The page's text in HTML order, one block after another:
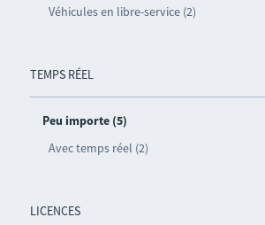
Véhicules en libre-service (2)
TEMPS RÉEL
Peu importe (5)
Avec temps réel (2)
LICENCES